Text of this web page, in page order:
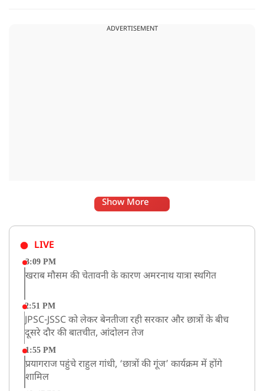
ADVERTISEMENT
Show More
LIVE
3:09 PM
खराब मौसम की चेतावनी के कारण अमरनाथ यात्रा स्थगित
2:51 PM
JPSC-JSSC को लेकर बेनतीजा रही सरकार और छात्रों के बीच
दूसरे दौर की बातचीत, आंदोलन तेज
1:55 PM
प्रयागराज पहुंचे राहुल गांधी, ‘छात्रों की गूंज’ कार्यक्रम में होंगे
शामिल